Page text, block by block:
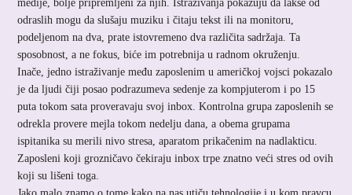
medije, bolje pripremljeni za njih. Istraživanja pokazuju da lakše od
odraslih mogu da slušaju muziku i čitaju tekst ili na monitoru,
podeljenom na dva, prate istovremeno dva različita sadržaja. Ta
sposobnost, a ne fokus, biće im potrebnija u radnom okruženju.
Inače, jedno istraživanje među zaposlenim u američkoj vojsci pokazalo
je da ljudi čiji posao podrazumeva sedenje za kompjuterom i po 15
puta tokom sata proveravaju svoj inbox. Kontrolna grupa zaposlenih se
odrekla provere mejla tokom nedelju dana, a obema grupama
ispitanika su merili nivo stresa, aparatom prikačenim na nadlakticu.
Zaposleni koji grozničavo čekiraju inbox trpe znatno veći stres od ovih
koji su lišeni toga.